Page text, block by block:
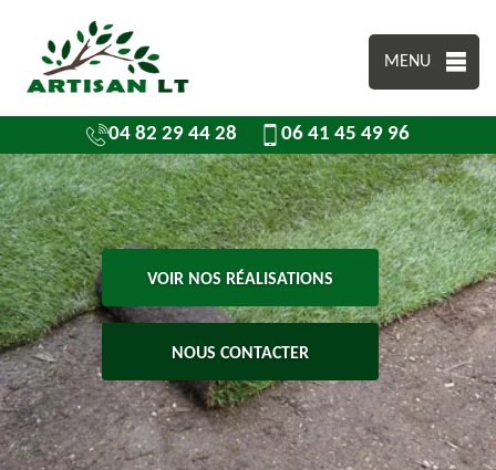
MENU
04 82 29 44 28 06 41 45 49 96
VOIR NOS RÉALISATIONS
NOUS CONTACTER